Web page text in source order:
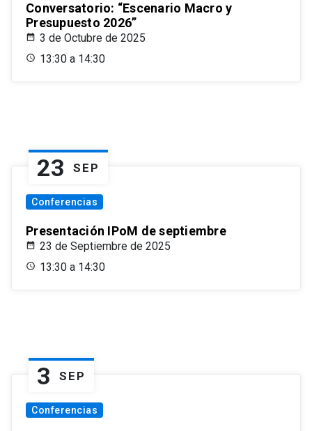
Conversatorio: “Escenario Macro y
Presupuesto 2026”
3 de Octubre de 2025
13:30 a 14:30
23 SEP
Conferencias
Presentación IPoM de septiembre
23 de Septiembre de 2025
13:30 a 14:30
3 SEP
Conferencias